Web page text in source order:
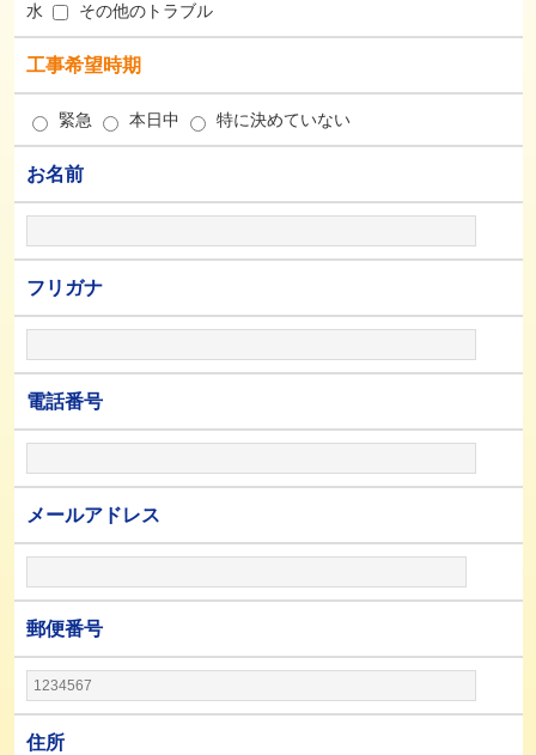
水
その他のトラブル
工事希望時期
緊急 本日中 特に決めていない
お名前
フリガナ
電話番号
メールアドレス
郵便番号
住所